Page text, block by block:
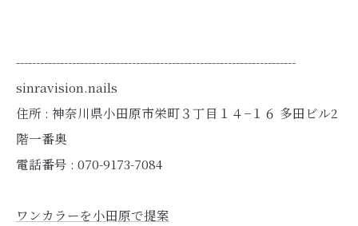
----------------------------------------------------------------------
sinravision.nails
住所 : 神奈川県小田原市栄町３丁目１４−１６ 多田ビル2
階一番奥
電話番号 : 070-9173-7084
ワンカラーを小田原で提案